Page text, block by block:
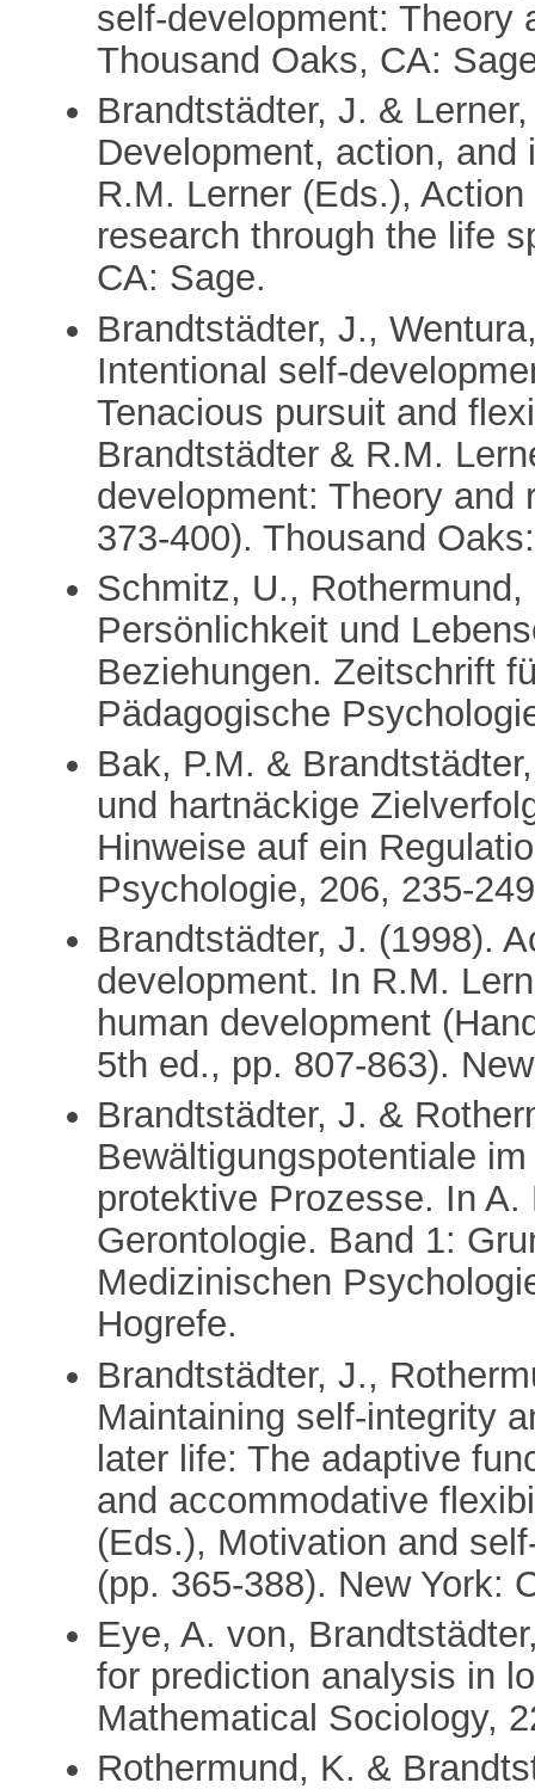
self-development: Theory
Thousand Oaks, CA:
Brandtstädter, J. &
Development, action,
R.M. Lerner (Eds.),
research through the life
CA: Sage.
Brandtstädter, J.,
Intentional self-
Tenacious pursuit and
Brandtstädter & R.M.
development: Theory and
373-400). Thousand
Schmitz, U.,
Persönlichkeit und
Beziehungen. Zeitschrift
Pädagogische
Bak, P.M. &
und hartnäckige
Hinweise auf ein
Psychologie, 206, 235-
Brandtstädter, J. (1998).
development. In R.M.
human development
5th ed., pp. 807-863).
Brandtstädter, J. &
Bewältigungspotentiale
protektive Prozesse. In
Gerontologie. Band 1:
Medizinischen
Hogrefe.
Brandtstädter, J.,
Maintaining self-integrity
later life: The adaptive
and accommodative
(Eds.), Motivation and
(pp. 365-388). New York:
Eye, A. von,
for prediction analysis in
Mathematical Sociology,
Rothermund, K. &